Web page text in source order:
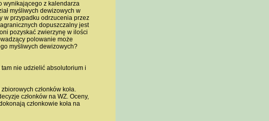
wynikającego z kalendarza
myśliwych dewizowych w
w przypadku odrzucenia przez
dopuszczalny jest
pozyskać zwierzynę w ilości
polowanie może
myśliwych dewizowych?
tam nie udzielić absolutorium i
członków koła.
członków na WZ. Oceny,
członkowie koła na